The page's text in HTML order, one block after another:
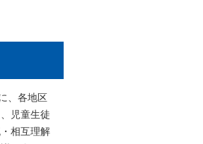
、各地区
児童生徒
相互理解